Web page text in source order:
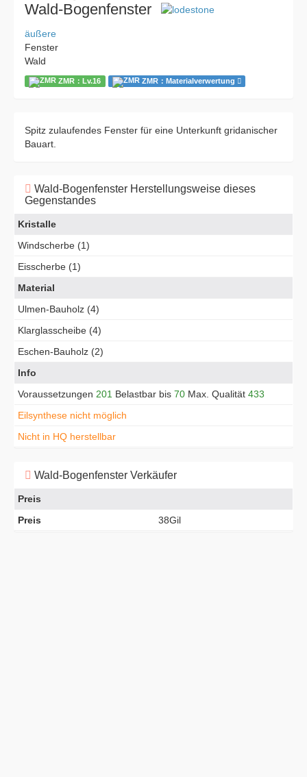
Wald-Bogenfenster
äußere
Fenster
Wald
ZMR：Lv.16 ZMR：Materialverwertung
Spitz zulaufendes Fenster für eine Unterkunft gridanischer
Bauart.
Wald-Bogenfenster Herstellungsweise dieses
Gegenstandes
Kristalle
Windscherbe (1)
Eisscherbe (1)
Material
Ulmen-Bauholz (4)
Klarglasscheibe (4)
Eschen-Bauholz (2)
Info
Voraussetzungen 201 Belastbar bis 70 Max. Qualität 433
Eilsynthese nicht möglich
Nicht in HQ herstellbar
Wald-Bogenfenster Verkäufer
Preis
Preis
38Gil